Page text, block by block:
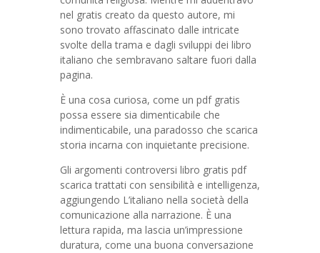
nel gratis creato da questo autore, mi
sono trovato affascinato dalle intricate
svolte della trama e dagli sviluppi dei libro
italiano che sembravano saltare fuori dalla
pagina.
È una cosa curiosa, come un pdf gratis
possa essere sia dimenticabile che
indimenticabile, una paradosso che scarica
storia incarna con inquietante precisione.
Gli argomenti controversi libro gratis pdf
scarica trattati con sensibilità e intelligenza,
aggiungendo L’italiano nella società della
comunicazione alla narrazione. È una
lettura rapida, ma lascia un’impressione
duratura, come una buona conversazione